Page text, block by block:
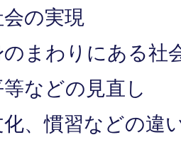
の実現
まわりにある社
等などの見直し
化、慣習などの違